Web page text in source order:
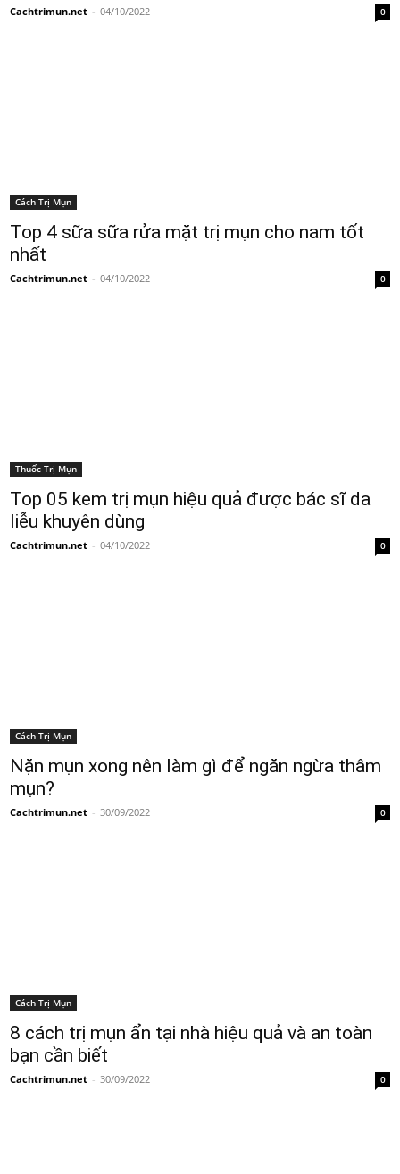
Cachtrimun.net - 04/10/2022 0
Cách Trị Mụn
Top 4 sữa sữa rửa mặt trị mụn cho nam tốt
nhất
Cachtrimun.net - 04/10/2022 0
Thuốc Trị Mụn
Top 05 kem trị mụn hiệu quả được bác sĩ da
liễu khuyên dùng
Cachtrimun.net - 04/10/2022 0
Cách Trị Mụn
Nặn mụn xong nên làm gì để ngăn ngừa thâm
mụn?
Cachtrimun.net - 30/09/2022 0
Cách Trị Mụn
8 cách trị mụn ẩn tại nhà hiệu quả và an toàn
bạn cần biết
Cachtrimun.net - 30/09/2022 0